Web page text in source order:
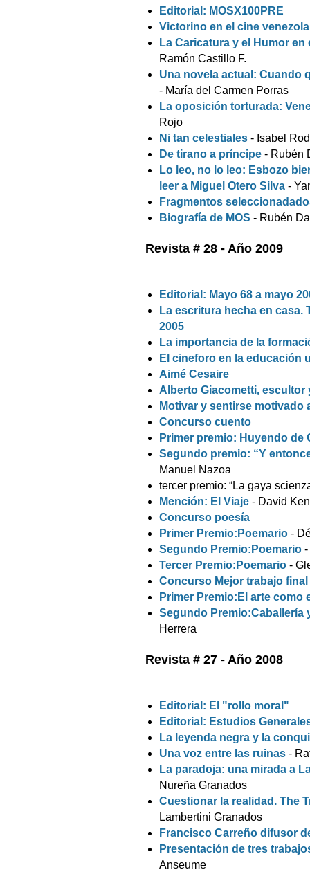
Editorial: MOSX100PRE
Victorino en el cine
La Caricatura y el Humor
Ramón Castillo F.
Una novela actual: Cuando
- María del Carmen Porras
La oposición torturada:
Rojo
Ni tan celestiales - Isabel
De tirano a príncipe - Rubén
Lo leo, no lo leo: Esbozo
leer a Miguel Otero Silva -
Fragmentos
Biografía de MOS - Rubén
Revista # 28 - Año 2009
Editorial: Mayo 68 a mayo
La escritura hecha en casa.
2005
La importancia de la
El cineforo en la educación
Aimé Cesaire
Alberto Giacometti, escultor
Motivar y sentirse motivado
Concurso cuento
Primer premio: Huyendo de
Segundo premio: “Y
Manuel Nazoa
tercer premio: “La gaya
Mención: El Viaje - David
Concurso poesía
Primer Premio:Poemario -
Segundo Premio:Poemario -
Tercer Premio:Poemario -
Concurso Mejor trabajo final
Primer Premio:El arte como
Segundo Premio:Caballería
Herrera
Revista # 27 - Año 2008
Editorial: El "rollo moral"
Editorial: Estudios
La leyenda negra y la
Una voz entre las ruinas -
La paradoja: una mirada a
Nureña Granados
Cuestionar la realidad. The
Lambertini Granados
Francisco Carreño difusor
Presentación de tres
Anseume